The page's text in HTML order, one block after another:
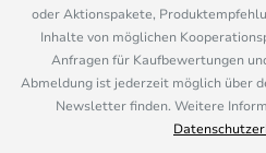
oder Aktionspakete,
Inhalte von möglichen
Anfragen für Kaufbewertungen
Abmeldung ist jederzeit möglich über
Newsletter finden. Weitere